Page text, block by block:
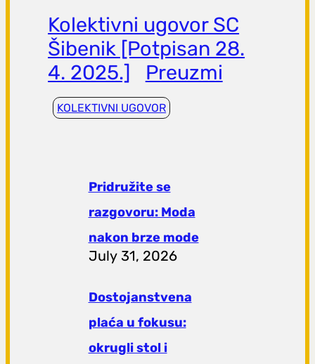
Kolektivni ugovor SC
Šibenik [Potpisan 28.
4. 2025.]
Preuzmi
KOLEKTIVNI UGOVOR
Pridružite se
razgovoru: Moda
nakon brze mode
July 31, 2026
Dostojanstvena
plaća u fokusu:
okrugli stol i